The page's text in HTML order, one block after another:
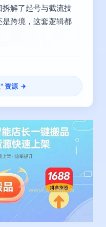
解了起号与截流技
跨境，这套逻辑都
" 资源